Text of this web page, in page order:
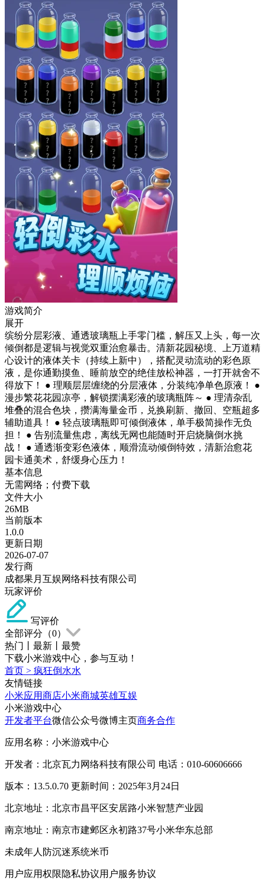
游戏简介
展开
缤纷分层彩液、通透玻璃瓶上手零门槛，解压又上头，每一次
倾倒都是逻辑与视觉双重治愈暴击。清新花园秘境、上万道精
心设计的液体关卡（持续上新中），搭配灵动流动的彩色原
液，是你通勤摸鱼、睡前放空的绝佳放松神器，一打开就舍不
得放下！ ● 理顺层层缠绕的分层液体，分装纯净单色原液！ ●
漫步繁花花园凉亭，解锁摆满彩液的玻璃瓶阵～ ● 理清杂乱
堆叠的混合色块，攒满海量金币，兑换刷新、撤回、空瓶超多
辅助道具！ ● 轻点玻璃瓶即可倾倒液体，单手极简操作无负
担！ ● 告别流量焦虑，离线无网也能随时开启烧脑倒水挑
战！ ● 通透渐变彩色液体，顺滑流动倾倒特效，清新治愈花
园卡通美术，舒缓身心压力！
基本信息
无需网络；付费下载
文件大小
26MB
当前版本
1.0.0
更新日期
2026-07-07
发行商
成都果月互娱网络科技有限公司
玩家评价
写评价
全部评分（0）
热门
最新
最赞
下载小米游戏中心，参与互动！
首页 > 疯狂倒水水
友情链接
小米应用商店小米商城英雄互娱
小米游戏中心
开发者平台微信公众号微博主页商务合作
应用名称：小米游戏中心
开发者：北京瓦力网络科技有限公司 电话：010-60606666
版本：13.5.0.70 更新时间：2025年3月24日
北京地址：北京市昌平区安居路小米智慧产业园
南京地址：南京市建邺区永初路37号小米华东总部
未成年人防沉迷系统米币
用户应用权限隐私协议用户服务协议